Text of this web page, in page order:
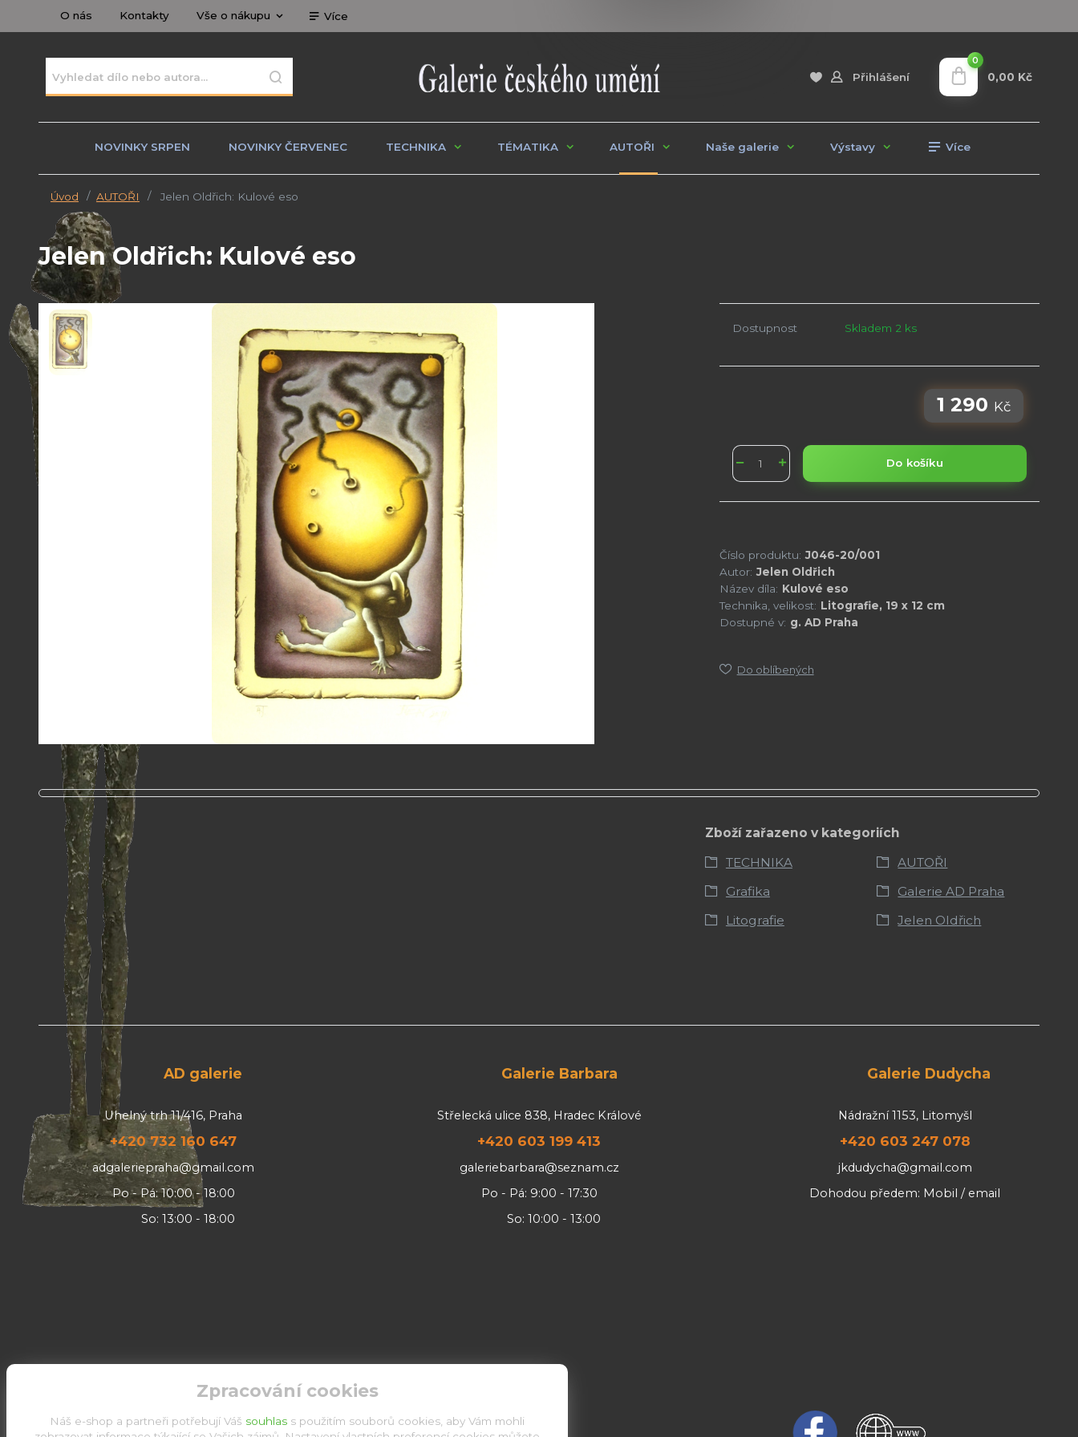
O nás Kontakty Vše o nákupu Více
Přihlášení
0
0,00 Kč
NOVINKY SRPEN NOVINKY ČERVENEC TECHNIKA TÉMATIKA AUTOŘI Naše galerie Výstavy Více
Úvod AUTOŘI Jelen Oldřich: Kulové eso
Jelen Oldřich: Kulové eso
Dostupnost Skladem 2 ks
1 290 Kč
Do košíku
Číslo produktu: J046-20/001
Autor: Jelen Oldřich
Název díla: Kulové eso
Technika, velikost: Litografie, 19 x 12 cm
Dostupné v: g. AD Praha
Do oblíbených
Zboží zařazeno v kategoriích
TECHNIKA
AUTOŘI
Grafika
Galerie AD Praha
Litografie
Jelen Oldřich
AD galerie
Uhelný trh 11/416, Praha
+420 732 160 647
adgaleriepraha@gmail.com
Po - Pá: 10:00 - 18:00
So: 13:00 - 18:00
Galerie Barbara
Střelecká ulice 838, Hradec Králové
+420 603 199 413
galeriebarbara@seznam.cz
Po - Pá: 9:00 - 17:30
So: 10:00 - 13:00
Galerie Dudycha
Nádražní 1153, Litomyšl
+420 603 247 078
jkdudycha@gmail.com
Dohodou předem: Mobil / email
Zpracování cookies
Náš e-shop a partneři potřebují Váš souhlas s použitím souborů cookies, aby Vám mohli